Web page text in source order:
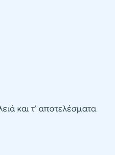
και τ’ αποτελέσματα